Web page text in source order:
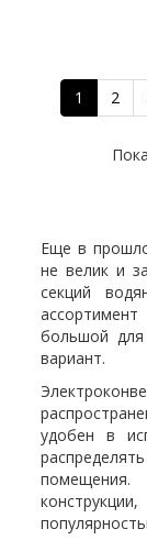
1 2
Еще в
не велик и
секций
большой
вариант.
удобен в
помещения.